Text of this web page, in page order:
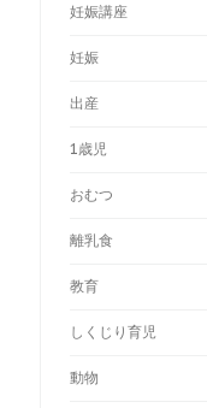
妊娠講座
妊娠
出産
1歳児
おむつ
離乳食
教育
しくじり育児
動物